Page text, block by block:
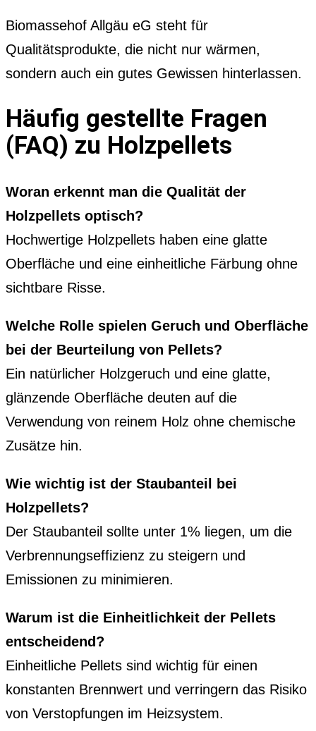
Biomassehof Allgäu eG steht für
Qualitätsprodukte, die nicht nur wärmen,
sondern auch ein gutes Gewissen hinterlassen.
Häufig gestellte Fragen
(FAQ) zu Holzpellets
Woran erkennt man die Qualität der
Holzpellets optisch?
Hochwertige Holzpellets haben eine glatte
Oberfläche und eine einheitliche Färbung ohne
sichtbare Risse.
Welche Rolle spielen Geruch und Oberfläche
bei der Beurteilung von Pellets?
Ein natürlicher Holzgeruch und eine glatte,
glänzende Oberfläche deuten auf die
Verwendung von reinem Holz ohne chemische
Zusätze hin.
Wie wichtig ist der Staubanteil bei
Holzpellets?
Der Staubanteil sollte unter 1% liegen, um die
Verbrennungseffizienz zu steigern und
Emissionen zu minimieren.
Warum ist die Einheitlichkeit der Pellets
entscheidend?
Einheitliche Pellets sind wichtig für einen
konstanten Brennwert und verringern das Risiko
von Verstopfungen im Heizsystem.